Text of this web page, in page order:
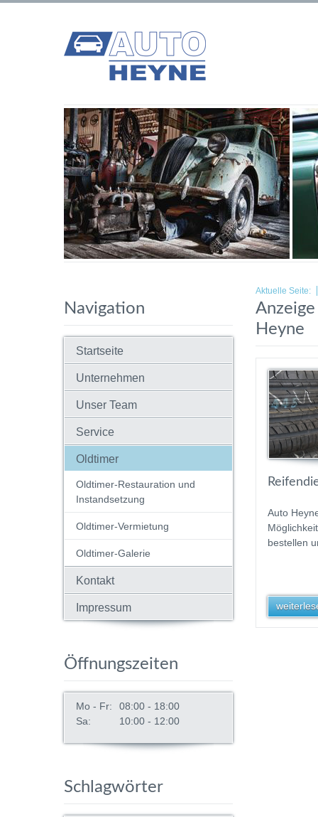
Navigation
Startseite
Unternehmen
Unser Team
Service
Oldtimer
Oldtimer-Restauration und
Instandsetzung
Oldtimer-Vermietung
Oldtimer-Galerie
Kontakt
Impressum
Öffnungszeiten
Mo - Fr:
08:00 - 18:00
Sa:
10:00 - 12:00
Schlagwörter
Aktuelle Seite:
Heyne
Auto
bestellen